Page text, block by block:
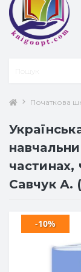
Початкова
частинах,
Савчук А.
-10%